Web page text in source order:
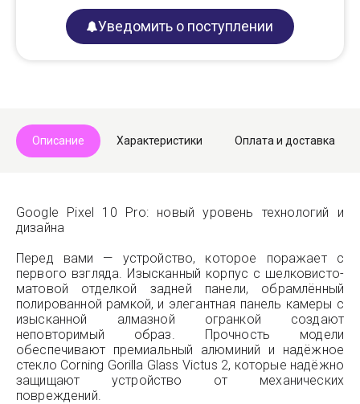
Уведомить о поступлении
Описание Характеристики Оплата и доставка
Google Pixel 10 Pro: новый уровень технологий и
дизайна
Перед вами — устройство, которое поражает с
первого взгляда. Изысканный корпус с шелковисто-
матовой отделкой задней панели, обрамлённый
полированной рамкой, и элегантная панель камеры с
изысканной алмазной огранкой создают
неповторимый образ. Прочность модели
обеспечивают премиальный алюминий и надёжное
стекло Corning Gorilla Glass Victus 2, которые надёжно
защищают устройство от механических
повреждений.